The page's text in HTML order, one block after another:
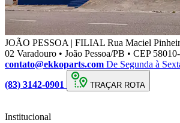
JOÃO PESSOA | FILIAL Rua Maciel
02 Varadouro • João Pessoa/PB • CEP
contato@ekkoparts.com De Segunda à
(83) 3142-0901
TRAÇAR ROTA
Institucional